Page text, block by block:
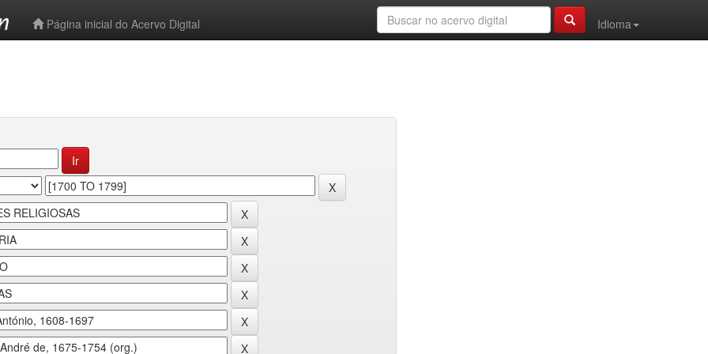
Página inicial do Acervo Digital
Idioma